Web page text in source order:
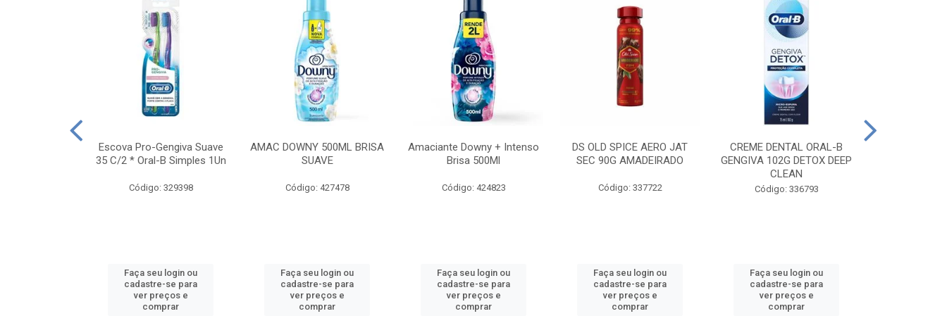
Escova Pro-Gengiva Suave
35 C/2 * Oral-B Simples 1Un
Código: 329398
Faça seu login ou
cadastre-se para
ver preços e
comprar
AMAC DOWNY 500ML BRISA
SUAVE
Código: 427478
Faça seu login ou
cadastre-se para
ver preços e
comprar
Amaciante Downy + Intenso
Brisa 500Ml
Código: 424823
Faça seu login ou
cadastre-se para
ver preços e
comprar
DS OLD SPICE AERO JAT
SEC 90G AMADEIRADO
Código: 337722
Faça seu login ou
cadastre-se para
ver preços e
comprar
CREME DENTAL ORAL-B
GENGIVA 102G DETOX DEEP
CLEAN
Código: 336793
Faça seu login ou
cadastre-se para
ver preços e
comprar